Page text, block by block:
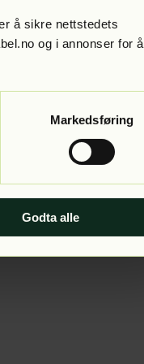
å sikre nettstedets
og i annonser for å
Markedsføring
Godta alle